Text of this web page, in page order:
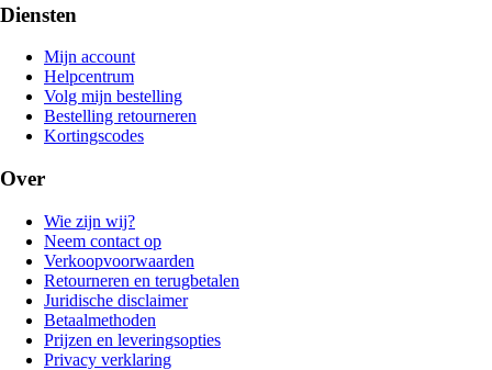
Diensten
Mijn account
Helpcentrum
Volg mijn bestelling
Bestelling retourneren
Kortingscodes
Over
Wie zijn wij?
Neem contact op
Verkoopvoorwaarden
Retourneren en terugbetalen
Juridische disclaimer
Betaalmethoden
Prijzen en leveringsopties
Privacy verklaring